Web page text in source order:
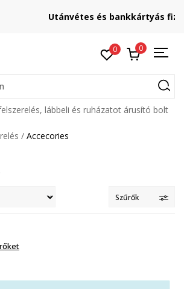
Utánvétes és bankkártyás fizetés
0 0
lábbeli és ruházatot árusító bolt
Accecories
Szűrők